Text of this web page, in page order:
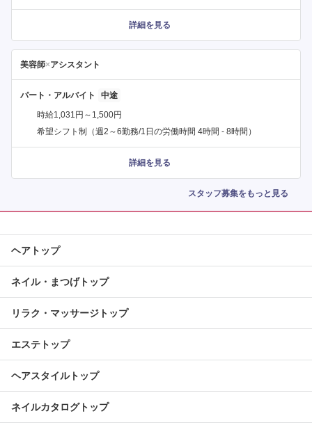
詳細を見る
美容師×アシスタント
パート・アルバイト
時給1,031円～1,500円
希望シフト制（週2～6勤務/1日の労働時間 4時間 - 8時間）
詳細を見る
スタッフ募集をもっと見る
ヘアトップ
ネイル・まつげトップ
リラク・マッサージトップ
エステトップ
ヘアスタイルトップ
ネイルカタログトップ